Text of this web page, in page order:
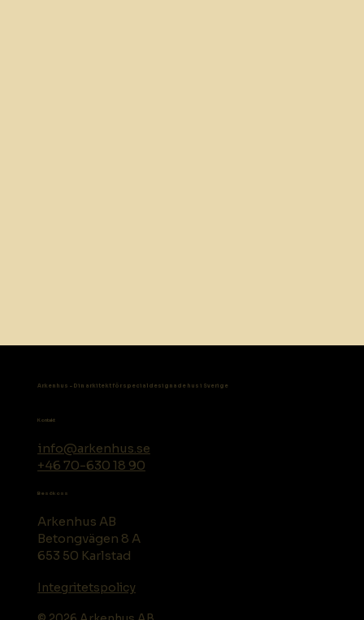
Arkenhus - Din arkitekt för specialdesignade hus i Sverige
Kontakt
info@arkenhus.se
+46 70-630 18 90
Besök oss
Arkenhus AB
Betongvägen 8 A
653 50 Karlstad
Integritetspolicy